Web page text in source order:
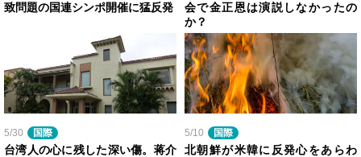
致問題の国連シンポ開催に猛反発
会で金正恩は演説しなかったの
か？
5/30 国際
台湾人の心に残した深い傷。蒋介
5/10 国際
北朝鮮が米韓に反発心をあらわ